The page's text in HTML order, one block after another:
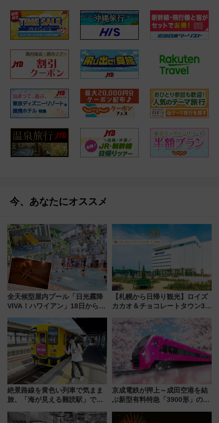
今、あなたにオススメ
全天候型屋内プール「日光霧降
VIVA！ハワイアン」18日から営
ァミリーから大人まで幅広い世
代が一日中楽しる夏のリゾート
を楽しんで
【札幌から日帰り観光】ロイズ
カカオ＆チョコレートタウン3周
詰め放題を開催、ロイズタウン
駅からのアクセスも
絶景路線を黄色い列車で気まま
旅、「海が見える難読駅」で幸
「新・鉄道ひとり旅」279回目
京成電鉄が押上～成田空港を結
ぶ新型有料特急「3900形」のコ
募集も実施